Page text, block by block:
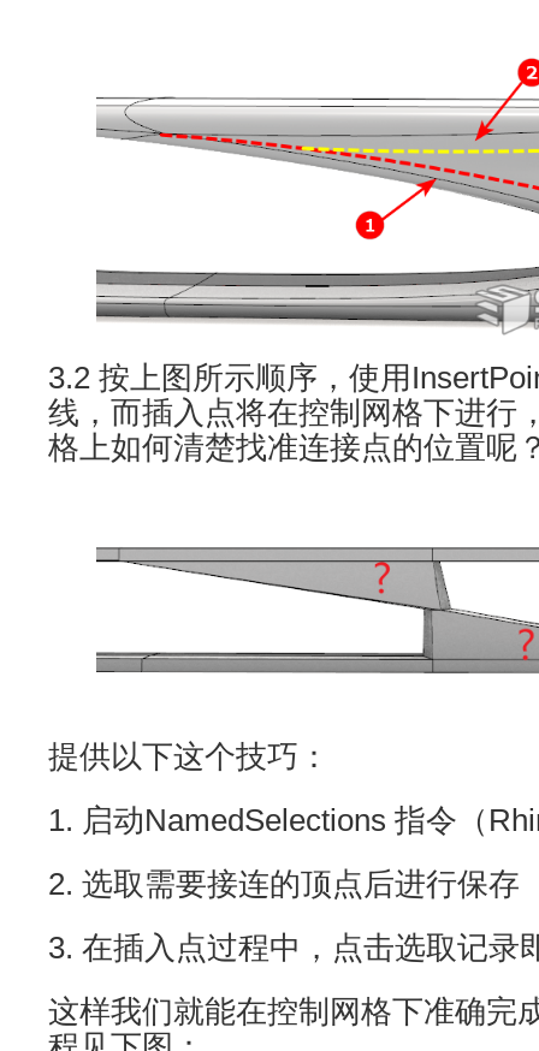
3.2 按上图所示顺序，使用
线，而插入点将在控制网格下进行
格上如何清楚找准连接点的位置呢
提供以下这个技巧：
1. 启动NamedSelections 指令（
2. 选取需要接连的顶点后进行保存
3. 在插入点过程中，点击选取记录
这样我们就能在控制网格下准确完